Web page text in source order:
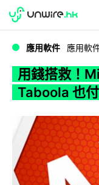
WWDC 2026
應用軟件 應用軟
用錢搭救！
Taboola 也